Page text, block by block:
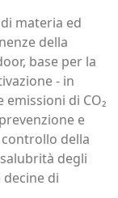
materia ed
della
base per la
- in
di CO₂
e
della
degli
di